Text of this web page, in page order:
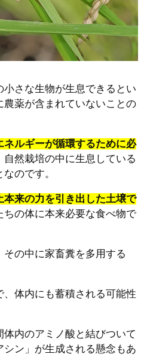
さな生物が生息できるとい
農薬が含まれていないことの
ネルギーが循環するために必
自然栽培の中に生息している
のです。
本来の力を引き出した土壌で
ちの体に本来必要な食べ物で
の中に家畜糞を多用する
体内にも蓄積される可能性
内のアミノ酸と結びついて
ン」が生成される懸念もあ